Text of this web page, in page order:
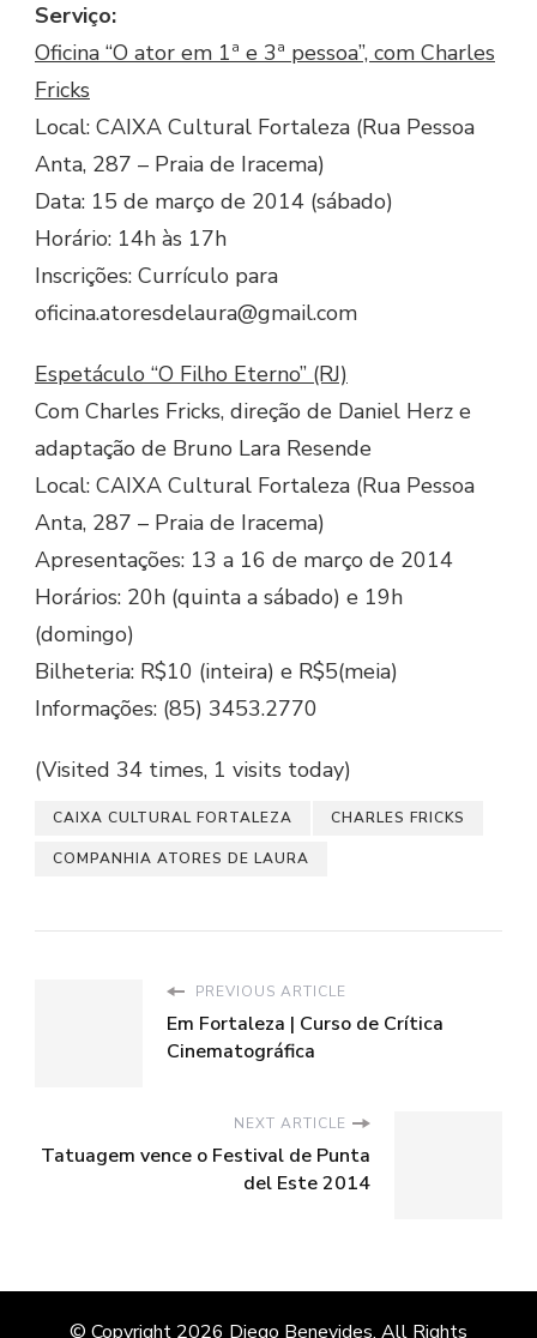
Serviço:
Oficina “O ator em 1ª e 3ª pessoa”, com Charles
Fricks
Local: CAIXA Cultural Fortaleza (Rua Pessoa
Anta, 287 – Praia de Iracema)
Data: 15 de março de 2014 (sábado)
Horário: 14h às 17h
Inscrições: Currículo para
oficina.atoresdelaura@gmail.com
Espetáculo “O Filho Eterno” (RJ)
Com Charles Fricks, direção de Daniel Herz e
adaptação de Bruno Lara Resende
Local: CAIXA Cultural Fortaleza (Rua Pessoa
Anta, 287 – Praia de Iracema)
Apresentações: 13 a 16 de março de 2014
Horários: 20h (quinta a sábado) e 19h
(domingo)
Bilheteria: R$10 (inteira) e R$5(meia)
Informações: (85) 3453.2770
(Visited 34 times, 1 visits today)
CAIXA CULTURAL FORTALEZA CHARLES FRICKS
COMPANHIA ATORES DE LAURA
PREVIOUS ARTICLE
Em Fortaleza | Curso de Crítica
Cinematográfica
NEXT ARTICLE
Tatuagem vence o Festival de Punta
del Este 2014
© Copyright 2026 Diego Benevides. All Rights